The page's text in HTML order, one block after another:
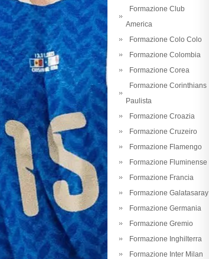
Formazione Club
America
Formazione Colo Colo
Formazione Colombia
Formazione Corea
Formazione Corinthians
Paulista
Formazione Croazia
Formazione Cruzeiro
Formazione Flamengo
Formazione Fluminense
Formazione Francia
Formazione Galatasaray
Formazione Germania
Formazione Gremio
Formazione Inghilterra
Formazione Inter Milan